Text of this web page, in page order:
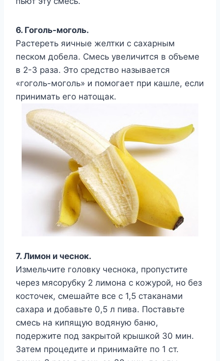
6. Гоголь-моголь.
Растереть яичные желтки с сахарным
песком добела. Смесь увеличится в объеме
в 2-3 раза. Это средство называется
«гоголь-моголь» и помогает при кашле, если
принимать его натощак.
7. Лимон и чеснок.
Измельчите головку чеснока, пропустите
через мясорубку 2 лимона с кожурой, но без
косточек, смешайте все с 1,5 стаканами
сахара и добавьте 0,5 л пива. Поставьте
смесь на кипящую водяную баню,
подержите под закрытой крышкой 30 мин.
Затем процедите и принимайте по 1 ст.